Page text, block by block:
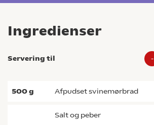
Ingredienser
Servering til -
500g afpudset svinemørbrad
salt og peber